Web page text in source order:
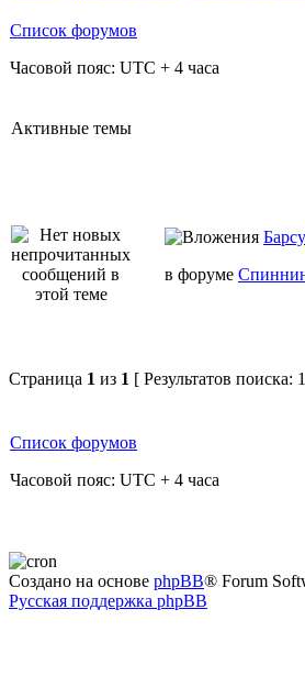
Список форумов
Часовой пояс: UTC + 4 часа
Активные темы
в форуме
Страница 1 из 1 [ Результатов поиска:
Список форумов
Часовой пояс: UTC + 4 часа
Создано на основе phpBB® Forum
Русская поддержка phpBB